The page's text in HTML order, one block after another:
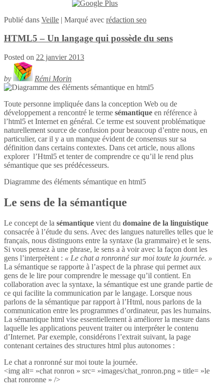
Publié dans Veille | Marqué avec rédaction seo
HTML5 – Un langage qui possède du sens
Posted on 22 janvier 2013
by Rémi Morin
Toute personne impliquée dans la conception Web ou de
développement a rencontré le terme sémantique en référence à
l’html5 et Internet en général. Ce terme est souvent problématique
naturellement source de confusion pour beaucoup d’entre nous, en
particulier, car il y a un manque évident de consensus sur sa
définition dans certains contextes. Dans cet article, nous allons
explorer l’Html5 et tenter de comprendre ce qu’il le rend plus
sémantique que ses prédécesseurs.
Diagramme des éléments sémantique en html5
Le sens de la sémantique
Le concept de la sémantique vient du domaine de la linguistique
consacrée à l’étude du sens. Avec des langues naturelles telles que le
français, nous distinguons entre la syntaxe (la grammaire) et le sens.
Si vous pensez à une phrase, le sens a à voir avec la façon dont les
gens l’interprètent : « Le chat a ronronné sur moi toute la journée. »
La sémantique se rapporte à l’aspect de la phrase qui permet aux
gens de le lire pour comprendre le message qu’il contient. En
collaboration avec la syntaxe, la sémantique est une grande partie de
ce qui facilite la communication par le langage. Lorsque nous
parlons de la sémantique par rapport à l’Html, nous parlons de la
communication entre les programmes d’ordinateur, pas les humains.
La sémantique html vise essentiellement à améliorer la mesure dans
laquelle les applications peuvent traiter ou interpréter le contenu
d’Internet. Par exemple, considérons l’extrait suivant, la page
contenant certaines des structures html plus autonomes :
Le chat a ronronné sur moi toute la journée.
<img alt= »chat ronron » src= »images/chat_ronron.png » title= »le
chat ronronne » />